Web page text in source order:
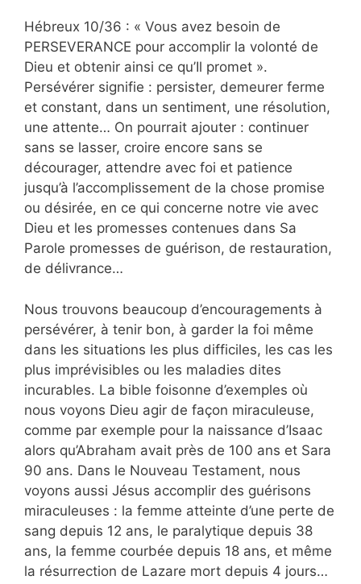
Hébreux 10/36 : « Vous avez besoin de
PERSEVERANCE pour accomplir la volonté de
Dieu et obtenir ainsi ce qu’Il promet ».
Persévérer signifie : persister, demeurer ferme
et constant, dans un sentiment, une résolution,
une attente… On pourrait ajouter : continuer
sans se lasser, croire encore sans se
décourager, attendre avec foi et patience
jusqu’à l’accomplissement de la chose promise
ou désirée, en ce qui concerne notre vie avec
Dieu et les promesses contenues dans Sa
Parole promesses de guérison, de restauration,
de délivrance…
Nous trouvons beaucoup d’encouragements à
persévérer, à tenir bon, à garder la foi même
dans les situations les plus difficiles, les cas les
plus imprévisibles ou les maladies dites
incurables. La bible foisonne d’exemples où
nous voyons Dieu agir de façon miraculeuse,
comme par exemple pour la naissance d’Isaac
alors qu’Abraham avait près de 100 ans et Sara
90 ans. Dans le Nouveau Testament, nous
voyons aussi Jésus accomplir des guérisons
miraculeuses : la femme atteinte d’une perte de
sang depuis 12 ans, le paralytique depuis 38
ans, la femme courbée depuis 18 ans, et même
la résurrection de Lazare mort depuis 4 jours…